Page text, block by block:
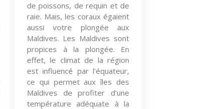
de poissons, de requin et de
raie. Mais, les coraux égaient
aussi votre plongée aux
Maldives. Les Maldives sont
propices à la plongée. En
effet, le climat de la région
est influencé par l’équateur,
ce qui permet aux îles des
Maldives de profiter d’une
température adéquate à la